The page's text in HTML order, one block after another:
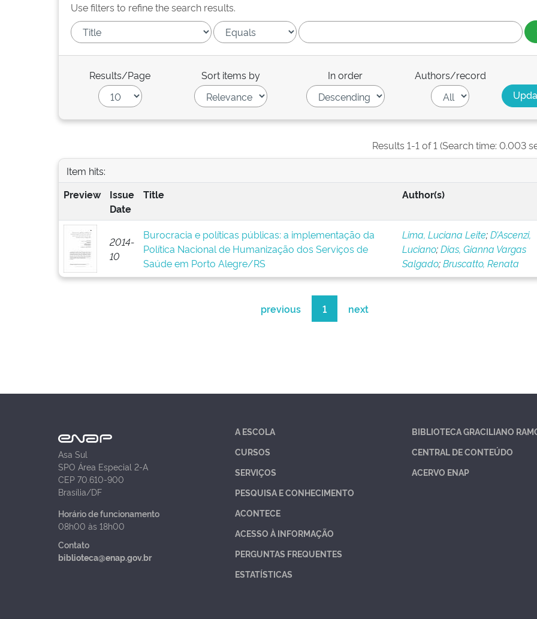
Use filters to refine the search results.
Results/Page Sort items by In order Authors/record
Results 1-1 of 1 (Search time: 0.003
Item hits:
Preview
Issue
Date
Title Author(s)
2014-
10
Burocracia e políticas públicas: a implementação da
Política Nacional de Humanização dos Serviços de
Saúde em Porto Alegre/RS
Lima, Luciana Leite;D’Ascenzi,
Luciano;Dias, Gianna Vargas
Salgado;Bruscatto, Renata
previous 1 next
Asa Sul
SPO Área Especial 2-A
CEP 70.610-900
Brasília/DF
Horário de funcionamento
08h00 às 18h00
Contato
biblioteca@enap.gov.br
A ESCOLA
CURSOS
SERVIÇOS
PESQUISA E CONHECIMENTO
ACONTECE
ACESSO À INFORMAÇÃO
PERGUNTAS FREQUENTES
ESTATÍSTICAS
BIBLIOTECA GRACILIANO
CENTRAL DE CONTEÚDO
ACERVO ENAP